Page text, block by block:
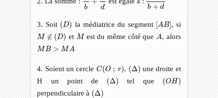
b
d
b + d
3. Soit (D)
( D) la médiatrice du segment [AB]
[ A B], si
M ∉ (D)
M∉( D) et M
Mest du même côté que A
A, alors
MB > MA
MB>M A
4. Soient un cercle C(O ; r)
C(O , (Δ)
(Δ)
une droite et
H un point de (Δ)
( Δ ) tel que (OH)
(OH)
perpendiculaire à (Δ)
( Δ )